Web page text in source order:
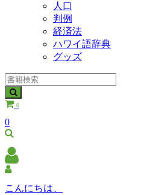
人口
判例
経済法
ハワイ語辞典
グッズ
0
0
こんにちは、